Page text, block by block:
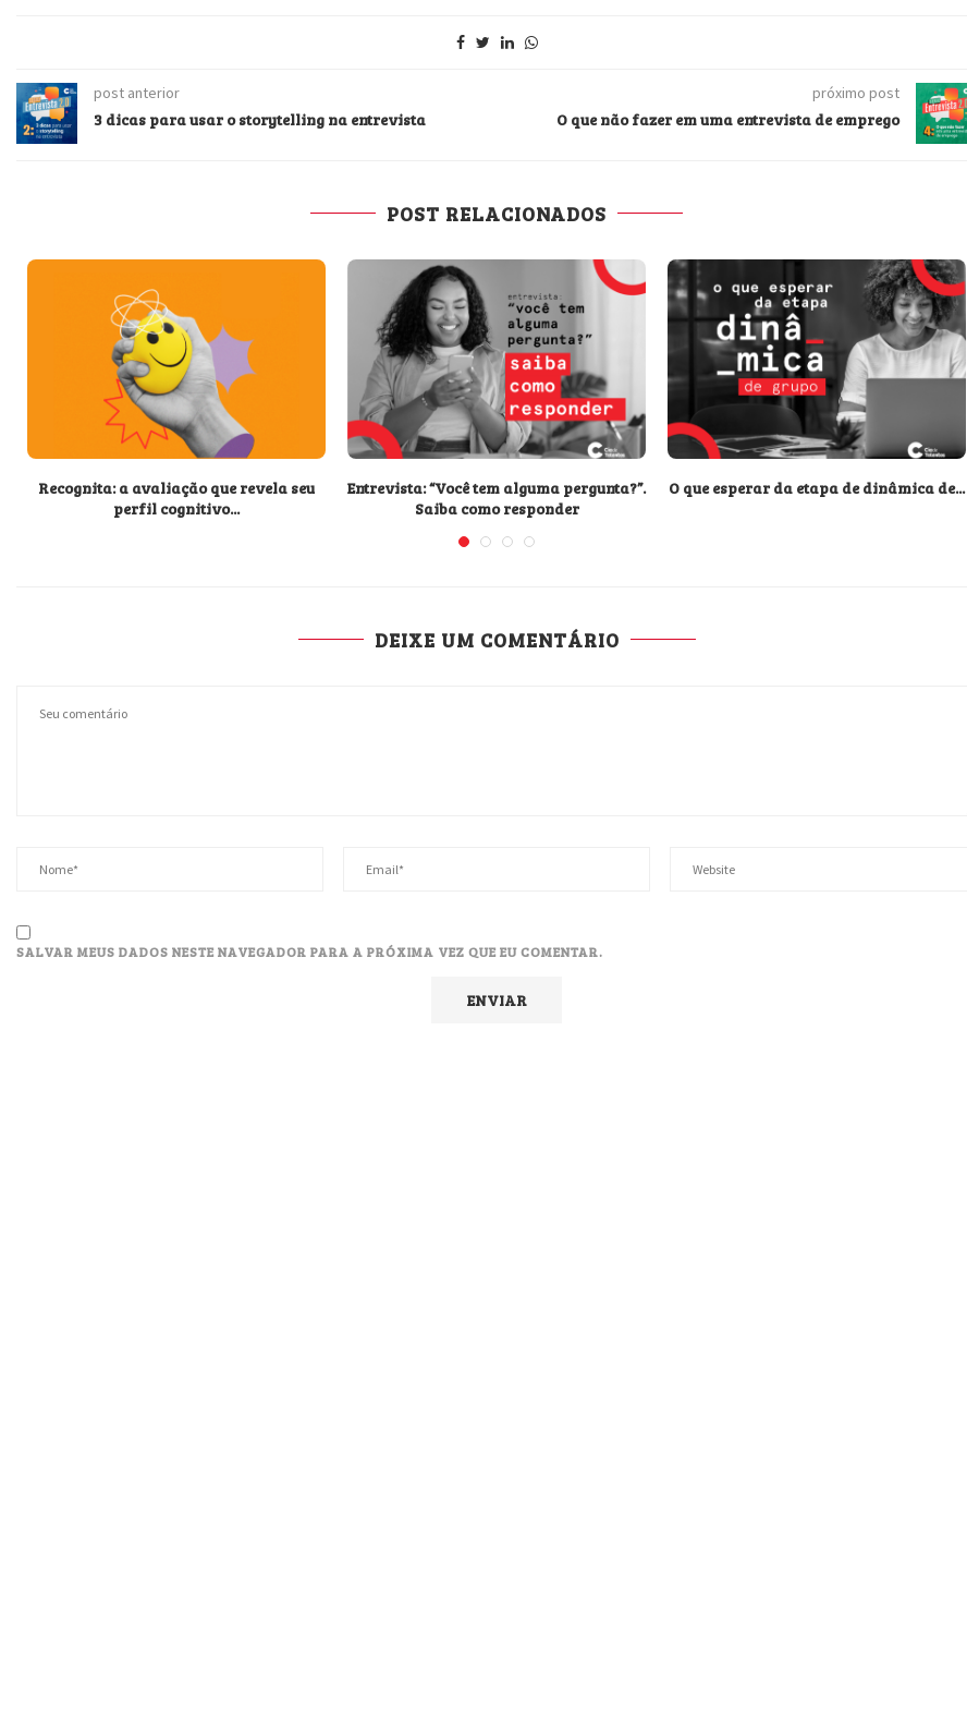
post anterior
3 dicas para usar o storytelling na entrevista
próximo post
O que não fazer em uma entrevista de emprego
POST RELACIONADOS
Recognita: a avaliação que revela seu
perfil cognitivo...
Entrevista: “Você tem alguma pergunta?”.
Saiba como responder
O que esperar da etapa de dinâmica de...
DEIXE UM COMENTÁRIO
SALVAR MEUS DADOS NESTE NAVEGADOR PARA A PRÓXIMA VEZ QUE EU COMENTAR.